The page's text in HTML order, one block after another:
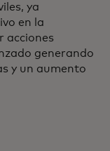
ya
en la
acciones
generando
y un aumento